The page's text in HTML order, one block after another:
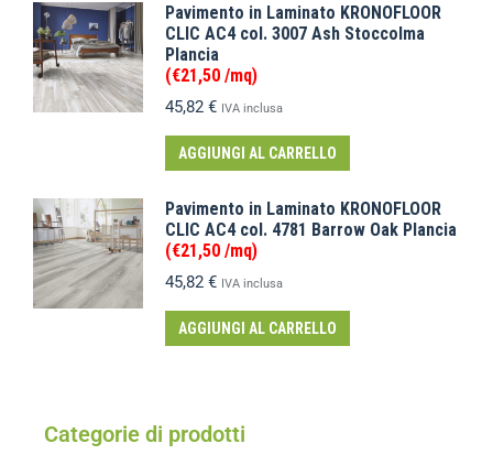
Pavimento in Laminato KRONOFLOOR
CLIC AC4 col. 3007 Ash Stoccolma
Plancia
(€21,50 /mq)
45,82 € IVA inclusa
AGGIUNGI AL CARRELLO
Pavimento in Laminato KRONOFLOOR
CLIC AC4 col. 4781 Barrow Oak Plancia
(€21,50 /mq)
45,82 € IVA inclusa
AGGIUNGI AL CARRELLO
Categorie di prodotti